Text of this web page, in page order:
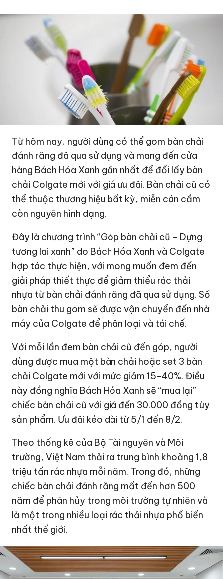
Từ hôm nay, người dùng có thể gom bàn chải
đánh răng đã qua sử dụng và mang đến cửa
hàng Bách Hóa Xanh gần nhất để đổi lấy bàn
chải Colgate mới với giá ưu đãi. Bàn chải cũ có
thể thuộc thương hiệu bất kỳ, miễn cán cầm
còn nguyên hình dạng.
Đây là chương trình “Góp bàn chải cũ - Dựng
tương lai xanh” do Bách Hóa Xanh và Colgate
hợp tác thực hiện, với mong muốn đem đến
giải pháp thiết thực để giảm thiểu rác thải
nhựa từ bàn chải đánh răng đã qua sử dụng. Số
bàn chải thu gom sẽ được vận chuyển đến nhà
máy của Colgate để phân loại và tái chế.
Với mỗi lần đem bàn chải cũ đến góp, người
dùng được mua một bàn chải hoặc set 3 bàn
chải Colgate mới với mức giảm 15-40%. Điều
này đồng nghĩa Bách Hóa Xanh sẽ “mua lại”
chiếc bàn chải cũ với giá đến 30.000 đồng tùy
sản phẩm. Ưu đãi kéo dài từ 5/1 đến 8/2.
Theo thống kê của Bộ Tài nguyên và Môi
trường, Việt Nam thải ra trung bình khoảng 1,8
triệu tấn rác nhựa mỗi năm. Trong đó, những
chiếc bàn chải đánh răng mất đến hơn 500
năm để phân hủy trong môi trường tự nhiên và
là một trong nhiều loại rác thải nhựa phổ biến
nhất thế giới.